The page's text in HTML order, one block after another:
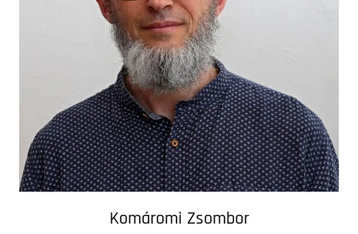
Komáromi Zsombor